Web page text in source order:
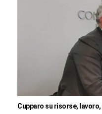
Cupparo su risorse,